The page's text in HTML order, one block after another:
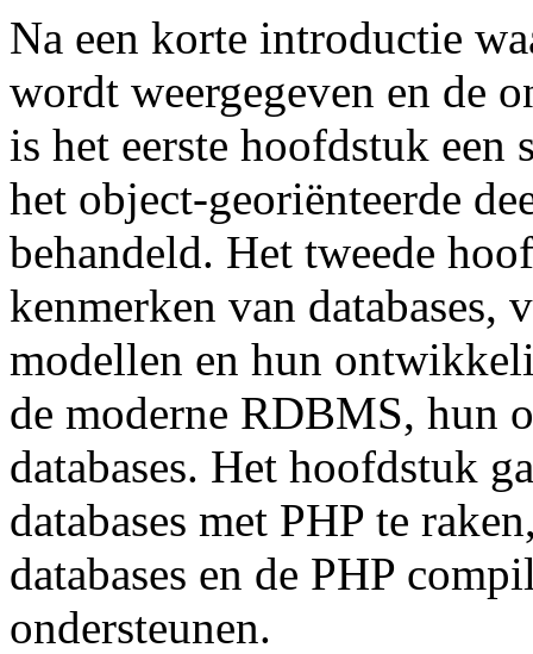
Na een korte introductie
wordt weergegeven en de
is het eerste hoofdstuk
het object-georiënteerde
behandeld. Het tweede
kenmerken van databases,
modellen en hun
de moderne RDBMS, hun
databases. Het hoofdstuk
databases met PHP te
databases en de PHP
ondersteunen.